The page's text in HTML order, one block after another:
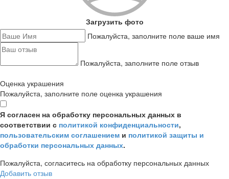
Загрузить фото
Пожалуйста, заполните поле ваше имя
Пожалуйста, заполните поле отзыв
Оценка украшения
Пожалуйста, заполните поле оценка украшения
Я согласен на обработку персональных данных в
соответствии с политикой конфиденциальности,
пользовательским соглашением и политикой защиты и
обработки персональных данных.
Пожалуйста, согласитесь на обработку персональных данных
Добавить отзыв